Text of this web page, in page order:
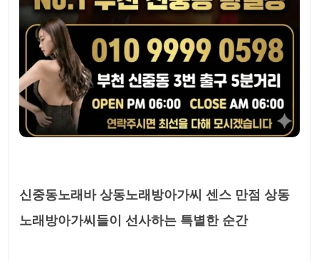
신중동노래바 상동노래방아가씨 센스 만점 상동
노래방아가씨들이 선사하는 특별한 순간